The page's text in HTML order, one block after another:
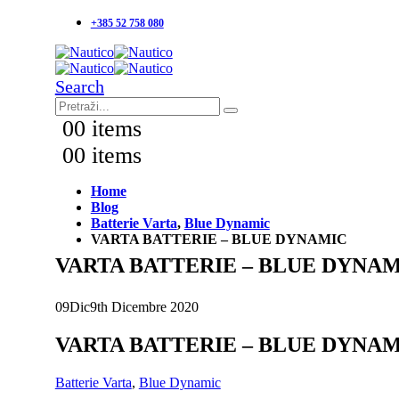
+385 52 758 080
Search
00 items
00 items
Home
Blog
Batterie Varta, Blue Dynamic
VARTA BATTERIE – BLUE DYNAMIC
VARTA BATTERIE – BLUE
09Dic9th Dicembre 2020
VARTA BATTERIE – BLUE
Batterie Varta, Blue Dynamic